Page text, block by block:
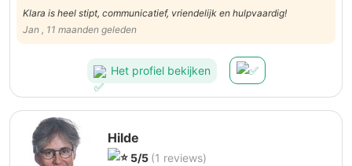
Klara is heel stipt, communicatief, vriendelijk en hulpvaardig!
Jan , 11 maanden geleden
Het profiel bekijken
Hilde
5/5 (1 reviews)